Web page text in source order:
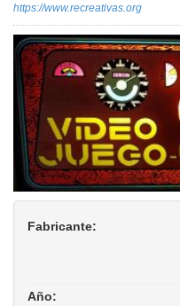
https://www.recreativas.org
Fabricante:
Año: